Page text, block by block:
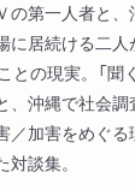
の第一人者と
に居続ける二
との現実。「聞
、沖縄で社会
／加害をめぐる
談集。